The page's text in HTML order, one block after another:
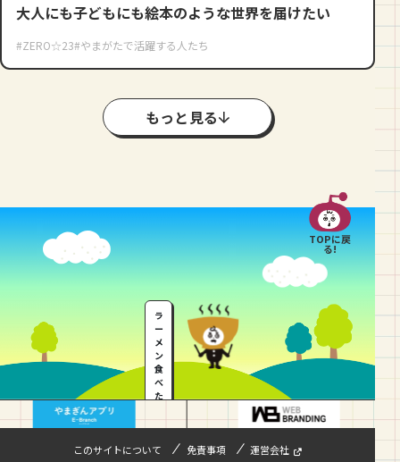
大人にも子どもにも絵本のような世界を届けたい
#ZERO☆23#やまがたで活躍する人たち
もっと見る
TOPに戻
る!
ラ
ー
メ
ン
食
べ
た
…
このサイトについて 免責事項 運営会社